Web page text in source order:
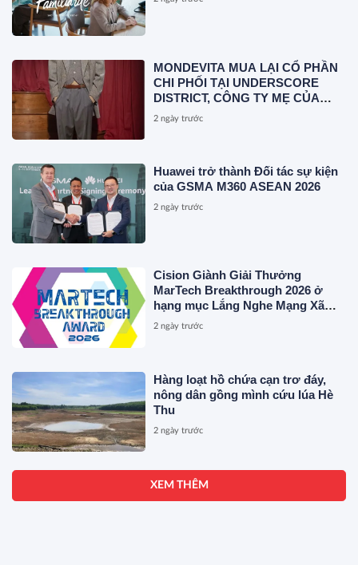
MONDEVITA MUA LẠI CỔ PHẦN
CHI PHỐI TẠI UNDERSCORE
DISTRICT, CÔNG TY MẸ CỦA
MAGLIANO, ĐÁNH DẤU BƯỚC
2 ngày trước
Huawei trở thành Đối tác sự kiện
của GSMA M360 ASEAN 2026
2 ngày trước
Cision Giành Giải Thưởng
MarTech Breakthrough 2026 ở
hạng mục Lắng Nghe Mạng Xã
Hội, Phân Phối Thông Cáo Báo
2 ngày trước
Hàng loạt hồ chứa cạn trơ đáy,
nông dân gồng mình cứu lúa Hè
Thu
2 ngày trước
XEM THÊM